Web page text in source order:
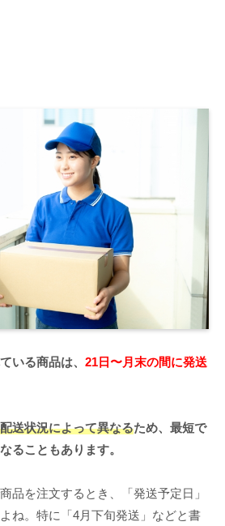
いる商品は、 21日〜月末の間に発送
送状況によって異なるため、最短で
ることもあります。
品を注文するとき、「発送予定日」
ね。特に「4月下旬発送」などと書